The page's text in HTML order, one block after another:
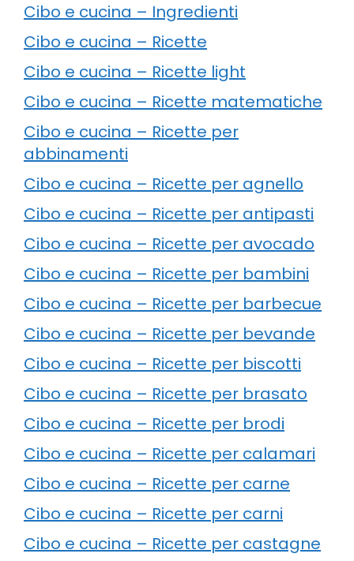
Cibo e cucina – Ingredienti
Cibo e cucina – Ricette
Cibo e cucina – Ricette light
Cibo e cucina – Ricette matematiche
Cibo e cucina – Ricette per
abbinamenti
Cibo e cucina – Ricette per agnello
Cibo e cucina – Ricette per antipasti
Cibo e cucina – Ricette per avocado
Cibo e cucina – Ricette per bambini
Cibo e cucina – Ricette per barbecue
Cibo e cucina – Ricette per bevande
Cibo e cucina – Ricette per biscotti
Cibo e cucina – Ricette per brasato
Cibo e cucina – Ricette per brodi
Cibo e cucina – Ricette per calamari
Cibo e cucina – Ricette per carne
Cibo e cucina – Ricette per carni
Cibo e cucina – Ricette per castagne